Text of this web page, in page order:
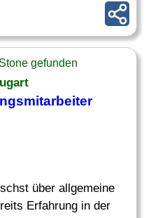
gefunden
über allgemeine
Erfahrung in der